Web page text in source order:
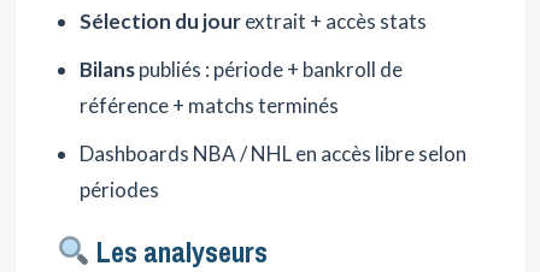
Sélection du jourextrait + accès stats
Bilanspubliés : période + bankroll de
référence + matchs terminés
Dashboards NBA / NHL en accès libre selon
périodes
Les analyseurs